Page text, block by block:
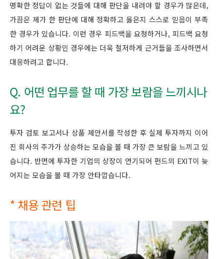
명확한 정답이 없는 것들에 대해 판단을 내려야 할 경우가 많은데,
가끔은 제가 한 판단에 대해 정확하고 옳은지 스스로 믿음이 부족
한 경우가 있습니다. 이런 경우 피드백을 요청하거나, 피드백 요청
하기 어려운 상황인 경우에는 더욱 철저하게 근거들을 조사하면서
대응하려고 합니다.
Q. 어떤 업무를 할 때 가장 보람을 느끼시나
요?
투자 검토 보고서나 상품 제안서를 작성한 후 실제 투자까지 이어
진 회사의 주가가 상승하는 모습을 볼 때 가장 큰 보람을 느끼고 있
습니다. 반면에 투자한 기업의 상장이 연기되어 펀드의 EXIT이 늦
어지는 모습을 볼 때 가장 안타깝습니다.
* 채용 관련 팁